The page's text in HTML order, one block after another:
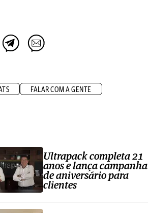
FALAR COM A GENTE
Ultrapack completa 21
anos e lança campanha
de aniversário para
clientes